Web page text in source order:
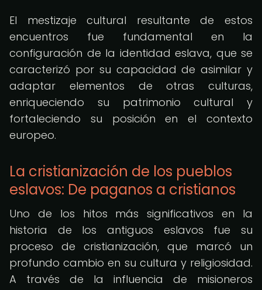
El mestizaje cultural resultante de estos
encuentros fue fundamental en la
configuración de la identidad eslava, que se
caracterizó por su capacidad de asimilar y
adaptar elementos de otras culturas,
enriqueciendo su patrimonio cultural y
fortaleciendo su posición en el contexto
europeo.
La cristianización de los pueblos
eslavos: De paganos a cristianos
Uno de los hitos más significativos en la
historia de los antiguos eslavos fue su
proceso de cristianización, que marcó un
profundo cambio en su cultura y religiosidad.
A través de la influencia de misioneros